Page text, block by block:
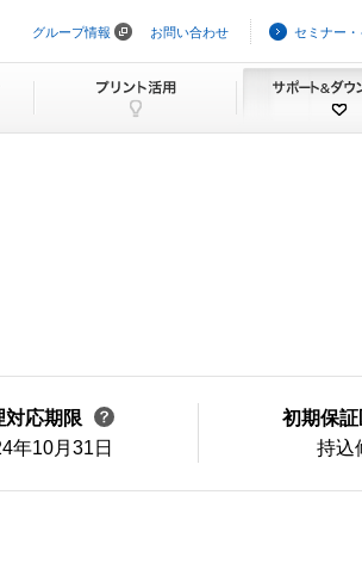
ビ
ョ
グループ情報 お問い合わせ セミナー
対応期限
年10月31日
初期保
持込